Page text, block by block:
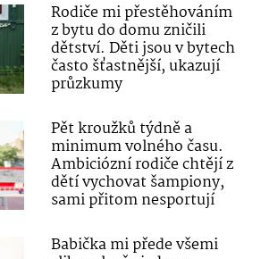
Rodiče mi přestěhováním
z bytu do domu zničili
dětství. Děti jsou v bytech
často šťastnější, ukazují
průzkumy
Pět kroužků týdně a
minimum volného času.
Ambiciózní rodiče chtějí z
dětí vychovat šampiony,
sami přitom nesportují
Babička mi přede všemi